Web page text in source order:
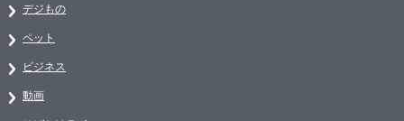
デジもの
ペット
ビジネス
動画